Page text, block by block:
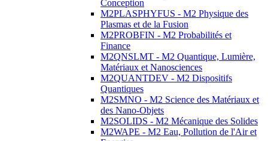
Conception
M2PLASPHYFUS - M2 Physique des
Plasmas et de la Fusion
M2PROBFIN - M2 Probabilités et
Finance
M2QNSLMT - M2 Quantique, Lumière,
Matériaux et Nanosciences
M2QUANTDEV - M2 Dispositifs
Quantiques
M2SMNO - M2 Science des Matériaux et
des Nano-Objets
M2SOLIDS - M2 Mécanique des Solides
M2WAPE - M2 Eau, Pollution de l'Air et